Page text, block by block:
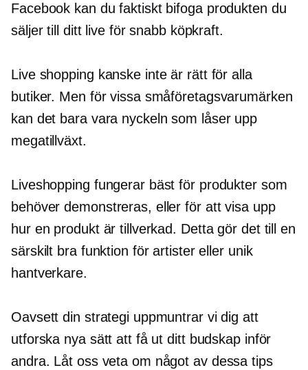
Facebook kan du faktiskt bifoga produkten du
säljer till ditt live för snabb köpkraft.
Live shopping kanske inte är rätt för alla
butiker. Men för vissa småföretagsvarumärken
kan det bara vara nyckeln som låser upp
megatillväxt.
Liveshopping fungerar bäst för produkter som
behöver demonstreras, eller för att visa upp
hur en produkt är tillverkad. Detta gör det till en
särskilt bra funktion för artister eller unik
hantverkare.
Oavsett din strategi uppmuntrar vi dig att
utforska nya sätt att få ut ditt budskap inför
andra. Låt oss veta om något av dessa tips